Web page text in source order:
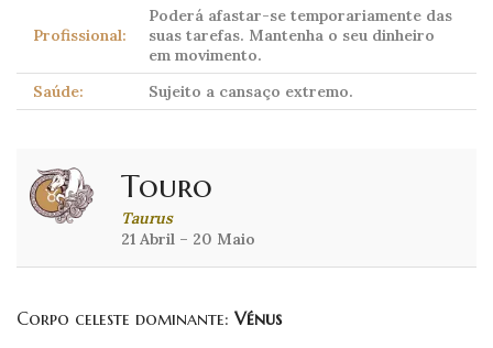
Profissional:
Poderá afastar-se temporariamente das
suas tarefas. Mantenha o seu dinheiro
em movimento.
Saúde:
Sujeito a cansaço extremo.
Touro
Taurus
21 Abril – 20 Maio
Corpo celeste dominante: Vénus